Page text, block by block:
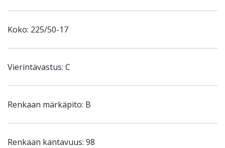
Koko: 225/50-17
Vierintävastus: C
Renkaan märkäpito: B
Renkaan kantavuus: 98